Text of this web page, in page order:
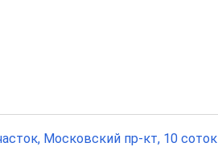
Московский пр-кт, 10 соток